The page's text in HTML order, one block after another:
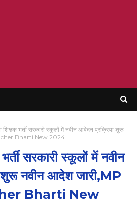
शिक्षक भर्ती सरकारी स्कूलों में नवीन आवेदन प्रक्रिया शुरू
Bharti New 2024
सरकारी स्कूलों में नवीन
नवीन आदेश जारी,MP
Bharti New